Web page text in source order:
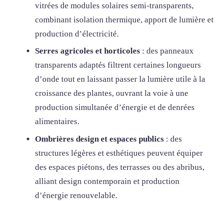
vitrées de modules solaires semi-transparents,
combinant isolation thermique, apport de lumière et
production d’électricité.
Serres agricoles et horticoles: des panneaux
transparents adaptés filtrent certaines longueurs
d’onde tout en laissant passer la lumière utile à la
croissance des plantes, ouvrant la voie à une
production simultanée d’énergie et de denrées
alimentaires.
Ombrières design et espaces publics: des
structures légères et esthétiques peuvent équiper
des espaces piétons, des terrasses ou des abribus,
alliant design contemporain et production
d’énergie renouvelable.